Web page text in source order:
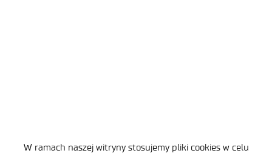
W ramach naszej witryny stosujemy pliki cookies w celu